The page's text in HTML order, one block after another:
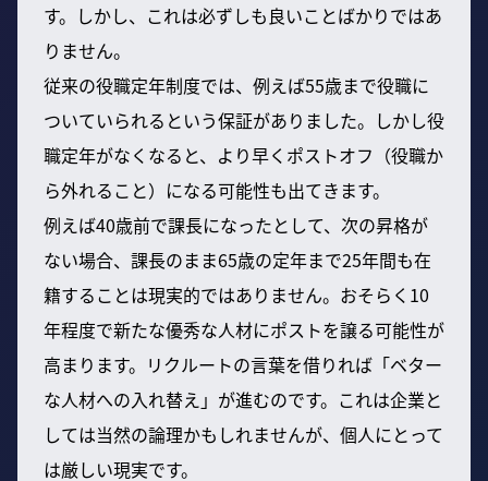
す。しかし、これは必ずしも良いことばかりではあ
りません。
従来の役職定年制度では、例えば55歳まで役職に
ついていられるという保証がありました。しかし役
職定年がなくなると、より早くポストオフ（役職か
ら外れること）になる可能性も出てきます。
例えば40歳前で課長になったとして、次の昇格が
ない場合、課長のまま65歳の定年まで25年間も在
籍することは現実的ではありません。おそらく10
年程度で新たな優秀な人材にポストを譲る可能性が
高まります。リクルートの言葉を借りれば「ベター
な人材への入れ替え」が進むのです。これは企業と
しては当然の論理かもしれませんが、個人にとって
は厳しい現実です。